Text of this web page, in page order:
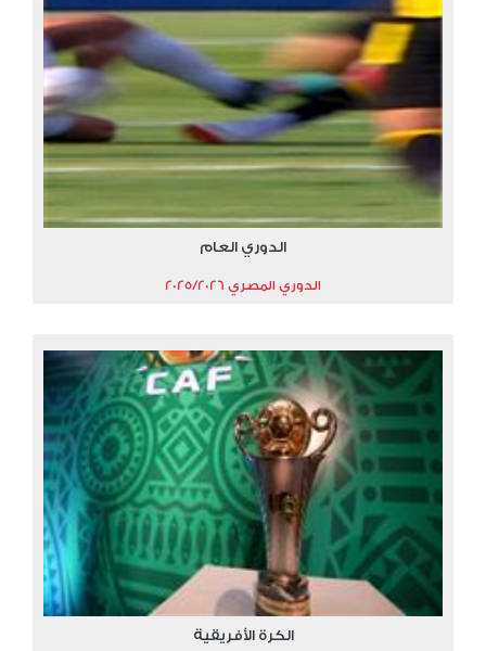
الدوري العام
الدوري المصري 2025/2026
الكرة الأفريقية